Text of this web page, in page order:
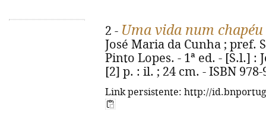
2 - Uma vida num
José Maria da Cunha ; pref.
Pinto Lopes. - 1ª ed. - [S.l.] :
[2] p. : il. ; 24 cm. - ISBN 978-
Link persistente: http://